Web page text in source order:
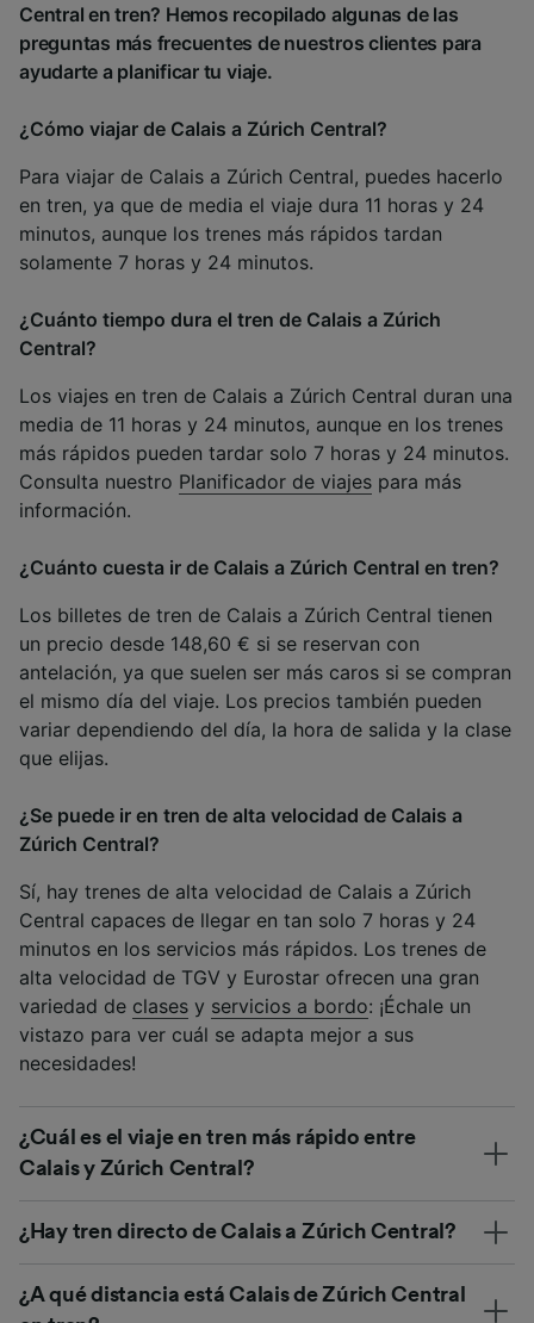
Central en tren? Hemos recopilado algunas de las
preguntas más frecuentes de nuestros clientes para
ayudarte a planificar tu viaje.
¿Cómo viajar de Calais a Zúrich Central?
Para viajar de Calais a Zúrich Central, puedes hacerlo
en tren, ya que de media el viaje dura 11 horas y 24
minutos, aunque los trenes más rápidos tardan
solamente 7 horas y 24 minutos.
¿Cuánto tiempo dura el tren de Calais a Zúrich
Central?
Los viajes en tren de Calais a Zúrich Central duran una
media de 11 horas y 24 minutos, aunque en los trenes
más rápidos pueden tardar solo 7 horas y 24 minutos.
Consulta nuestro Planificador de viajes para más
información.
¿Cuánto cuesta ir de Calais a Zúrich Central en tren?
Los billetes de tren de Calais a Zúrich Central tienen
un precio desde 148,60 € si se reservan con
antelación, ya que suelen ser más caros si se compran
el mismo día del viaje. Los precios también pueden
variar dependiendo del día, la hora de salida y la clase
que elijas.
¿Se puede ir en tren de alta velocidad de Calais a
Zúrich Central?
Sí, hay trenes de alta velocidad de Calais a Zúrich
Central capaces de llegar en tan solo 7 horas y 24
minutos en los servicios más rápidos. Los trenes de
alta velocidad de TGV y Eurostar ofrecen una gran
variedad de clases y servicios a bordo: ¡Échale un
vistazo para ver cuál se adapta mejor a sus
necesidades!
¿Cuál es el viaje en tren más rápido entre
Calais y Zúrich Central?
¿Hay tren directo de Calais a Zúrich Central?
¿A qué distancia está Calais de Zúrich Central